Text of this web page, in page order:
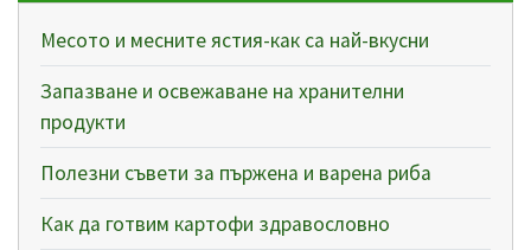
Месото и месните ястия-как са най-вкусни
Запазване и освежаване на хранителни
продукти
Полезни съвети за пържена и варена риба
Как да готвим картофи здравословно